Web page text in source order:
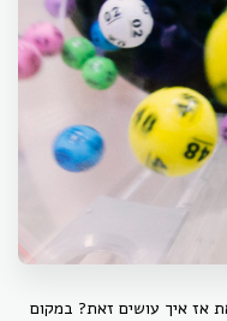
אז איך עושים זאת? במקום